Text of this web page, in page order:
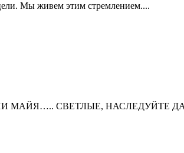
Мы живем этим стремлением....
МАЙЯ….. СВЕТЛЫЕ, НАСЛЕДУЙТЕ